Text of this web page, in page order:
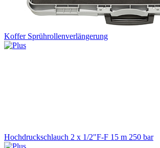
Koffer Sprührollenverlängerung
Hochdruckschlauch 2 x 1/2"F-F 15 m 250 bar